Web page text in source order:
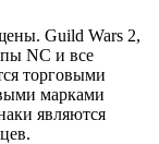
Guild Wars 2,
NC и все
торговыми
марками
являются